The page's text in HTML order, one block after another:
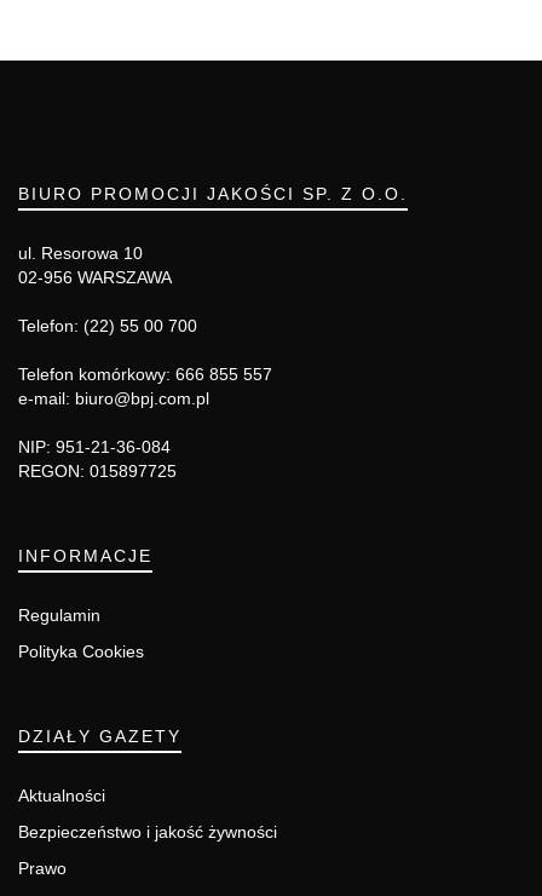
BIURO PROMOCJI JAKOŚCI SP. Z O.O.
ul. Resorowa 10
02-956 WARSZAWA
Telefon: (22) 55 00 700
Telefon komórkowy: 666 855 557
e-mail: biuro@bpj.com.pl
NIP: 951-21-36-084
REGON: 015897725
INFORMACJE
Regulamin
Polityka Cookies
DZIAŁY GAZETY
Aktualności
Bezpieczeństwo i jakość żywności
Prawo